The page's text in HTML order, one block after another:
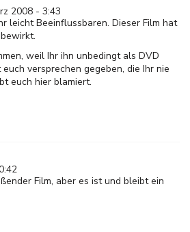
2008 - 3:43
leicht Beeinflussbaren. Dieser Film hat
weil Ihr ihn unbedingt als DVD
versprechen gegeben, die Ihr nie
euch hier blamiert.
Film, aber es ist und bleibt ein